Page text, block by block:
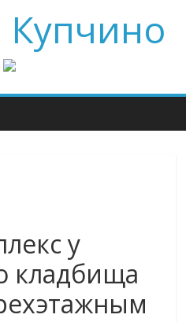
Купчино
у
кладбища